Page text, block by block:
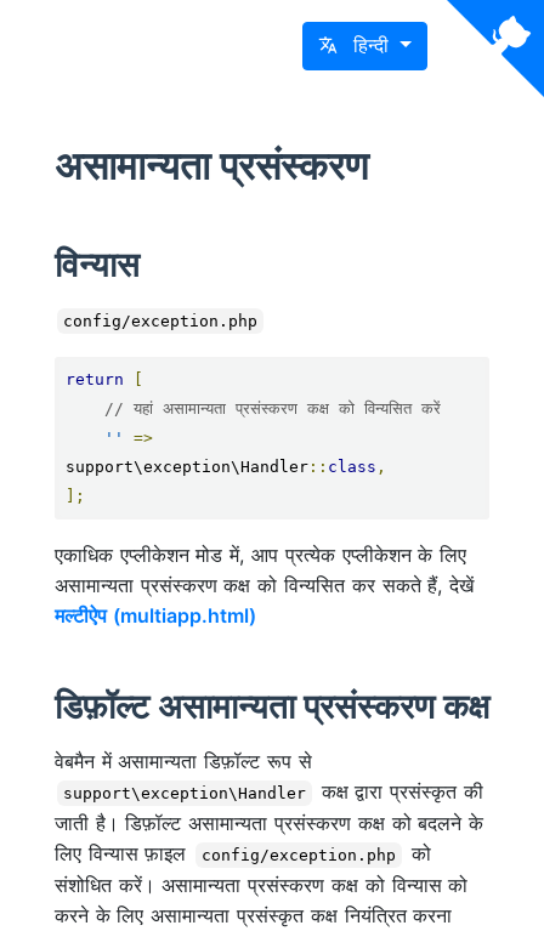
हिन्दी
असामान्यता प्रसंस्करण
विन्यास
config/exception.php
return
// यहां असामान्यता प्रसंस्करण कक्ष को विन्यसित करें
''
=>
support\exception\Handler:: class ,
];
एकाधिक एप्लीकेशन मोड में, आप प्रत्येक एप्लीकेशन के लिए
असामान्यता प्रसंस्करण कक्ष को विन्यसित कर सकते हैं, देखें
मल्टीऐप (multiapp.html)
डिफ़ॉल्ट असामान्यता प्रसंस्करण कक्ष
वेबमैन में असामान्यता डिफ़ॉल्ट रूप से
support\exception\Handler
कक्ष द्वारा प्रसंस्कृत की
जाती है। डिफ़ॉल्ट असामान्यता प्रसंस्करण कक्ष को बदलने के
लिए विन्यास फ़ाइल
config/exception.php
को
संशोधित करें। असामान्यता प्रसंस्करण कक्ष को विन्यास को
करने के लिए असामान्यता प्रसंस्कृत कक्ष नियंत्रित करना